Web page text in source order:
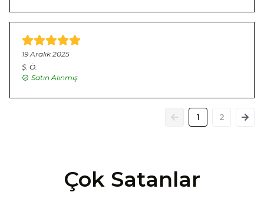
19 Aralık 2025
Ş. Ö.
Satın Alınmış
1 2
Çok Satanlar